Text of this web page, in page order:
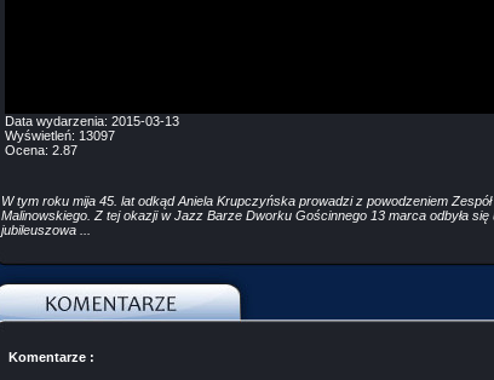
Data wydarzenia: 2015-03-13
Wyświetleń: 13097
Ocena: 2.87
W tym roku mija 45. lat odkąd Aniela Krupczyńska prowadzi z powodzeniem
Malinowskiego. Z tej okazji w Jazz Barze Dworku Gościnnego 13 marca odbyła
jubileuszowa ...
Komentarze :